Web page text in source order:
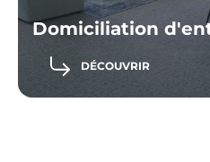
Domiciliation
DÉCOUVRIR